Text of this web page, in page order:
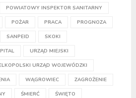
POWIATOWY INSPEKTOR SANITARNY
POŻAR PRACA PROGNOZA
SANPEID SKOKI
URZĄD MIEJSKI
URZĄD WOJEWÓDZKI
WĄGROWIEC ZAGROŻENIE
ŚMIERĆ ŚWIĘTO